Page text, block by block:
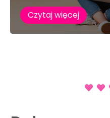
Czytaj więcej